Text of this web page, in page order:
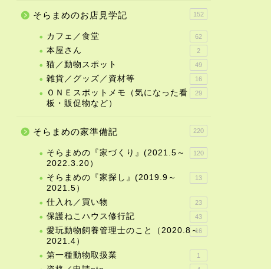
そらまめのお店見学記 152
カフェ／食堂 62
本屋さん 2
猫／動物スポット 49
雑貨／グッズ／資材等 16
ＯＮＥスポットメモ（気になった看
板・販促物など）
29
そらまめの家準備記 220
そらまめの『家づくり』(2021.5～
2022.3.20）
120
そらまめの『家探し』(2019.9～
2021.5）
13
仕入れ／買い物 23
保護ねこハウス修行記 43
愛玩動物飼養管理士のこと（2020.8～
2021.4）
16
第一種動物取扱業 1